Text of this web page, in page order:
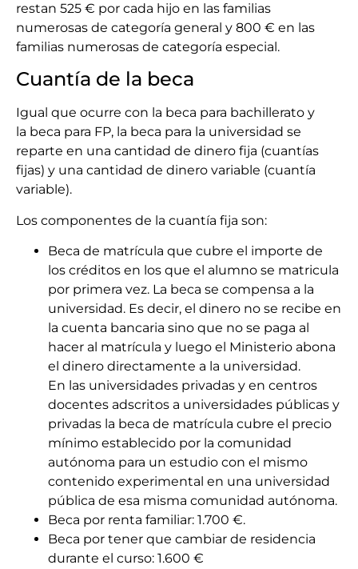
restan 525 € por cada hijo en las familias
numerosas de categoría general y 800 € en las
familias numerosas de categoría especial.
Cuantía de la beca
Igual que ocurre con la beca para bachillerato y
la beca para FP, la beca para la universidad se
reparte en una cantidad de dinero fija (cuantías
fijas) y una cantidad de dinero variable (cuantía
variable).
Los componentes de la cuantía fija son:
Beca de matrícula que cubre el importe de
los créditos en los que el alumno se matricula
por primera vez. La beca se compensa a la
universidad. Es decir, el dinero no se recibe en
la cuenta bancaria sino que no se paga al
hacer al matrícula y luego el Ministerio abona
el dinero directamente a la universidad.
En las universidades privadas y en centros
docentes adscritos a universidades públicas y
privadas la beca de matrícula cubre el precio
mínimo establecido por la comunidad
autónoma para un estudio con el mismo
contenido experimental en una universidad
pública de esa misma comunidad autónoma.
Beca por renta familiar: 1.700 €.
Beca por tener que cambiar de residencia
durante el curso: 1.600 €